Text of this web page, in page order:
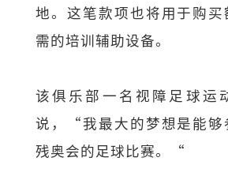
地。这笔款项也将用于购
需的培训辅助设备。
该俱乐部一名视障足球运
说，“我最大的梦想是能够
残奥会的足球比赛。“